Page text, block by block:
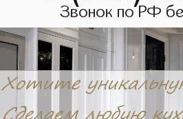
Звонок по РФ